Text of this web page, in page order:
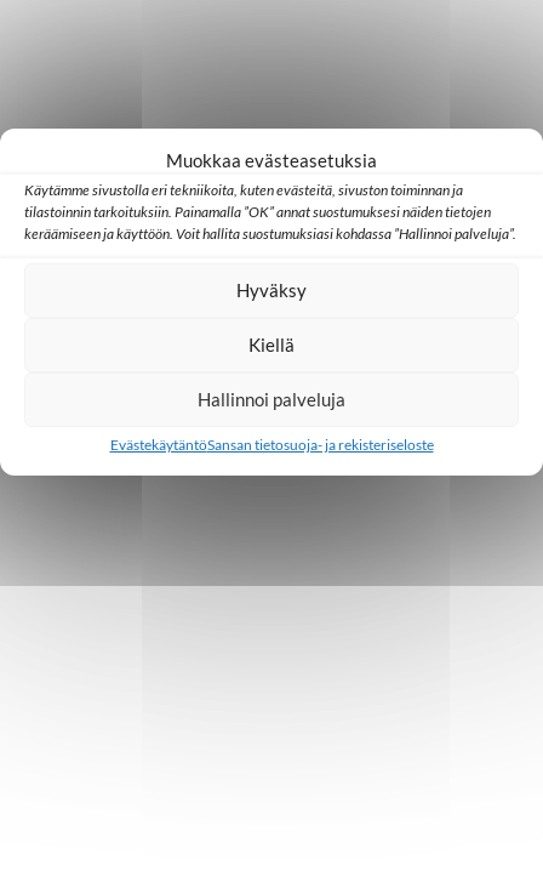
Muokkaa evästeasetuksia
Käytämme sivustolla eri tekniikoita, kuten evästeitä, sivuston toiminnan ja
tilastoinnin tarkoituksiin. Painamalla ”OK” annat suostumuksesi näiden tietojen
keräämiseen ja käyttöön. Voit hallita suostumuksiasi kohdassa ”Hallinnoi palveluja”.
Hyväksy
Kiellä
Hallinnoi palveluja
EvästekäytäntöSansan tietosuoja- ja rekisteriseloste